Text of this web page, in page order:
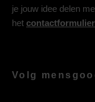
je jouw idee delen
het contactformulier
Volg